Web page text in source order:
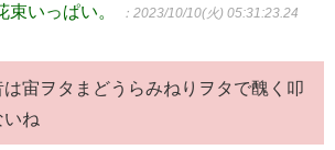
束いっぱい。 ：2023/10/10(火) 05:31:23.24
宙ヲタまどうらみねりヲタで醜く叩
いね